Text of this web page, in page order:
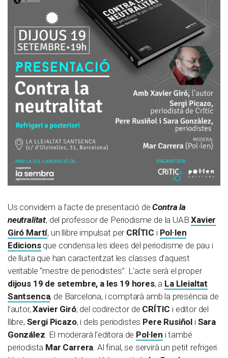
Us convidem a l’acte de presentació deContra la
neutralitat, del professor de Periodisme de la UABXavier
Giró Martí, un llibre impulsat per CRÍTIC i Pol·len
Edicionsque condensa les idees del periodisme de pau i
de lluita que han caracteritzat les classes d’aquest
veritable “mestre de periodistes”. L’acte serà el proper
dijous 19 de setembre, a les 19 hores, a La Lleialtat
Santsenca, de Barcelona, i comptarà amb la presència de
l’autor,Xavier Giró; del codirector de CRÍTIC i editor del
llibre, Sergi Picazo, i dels periodistes Pere Rusiñol i Sara
González. El moderarà l’editora de Pol·len i també
periodista Mar Carrera. Al final, se servirà un petit refrigeri.